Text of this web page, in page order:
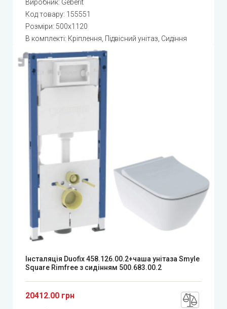
Виробник: Geberit
Код товару: 155551
Розміри: 500x1120
В комплекті: Кріплення, Підвісний унітаз, Сидіння
Інсталяція Duofix 458.126.00.2+чаша унітаза Smyle
Square Rimfree з сидінням 500.683.00.2
20412.00 грн